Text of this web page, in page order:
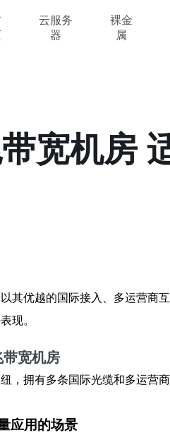
云服务
器
裸金
属
宽机房
其优越的国际接入、多运营商
现。
宽机房
，拥有多条国际光缆和多运营
应用的场景